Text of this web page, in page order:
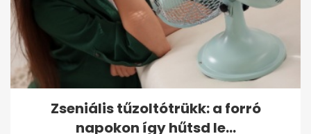
Zseniális tűzoltótrükk: a forró
napokon így hűtsd le...